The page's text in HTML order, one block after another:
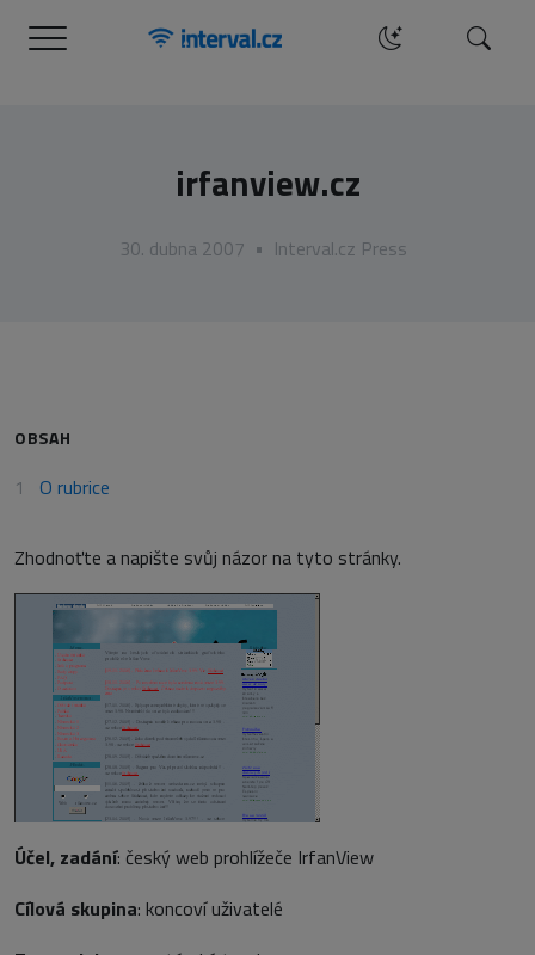
Menu Hledat
irfanview.cz
30. dubna 2007 • Interval.cz Press
OBSAH
O rubrice
Zhodnoťte a napište svůj názor na tyto stránky.
Účel, zadání: český web prohlížeče IrfanView
Cílová skupina: koncoví uživatelé